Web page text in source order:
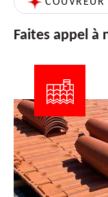
Faites appel à